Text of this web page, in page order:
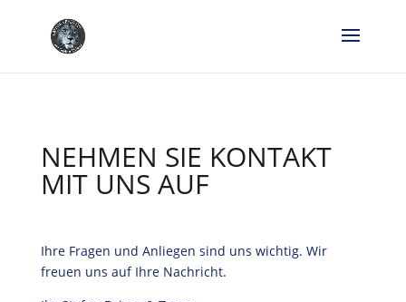
NEHMEN SIE KONTAKT
MIT UNS AUF
Ihre Fragen und Anliegen sind uns wichtig. Wir
freuen uns auf Ihre Nachricht.